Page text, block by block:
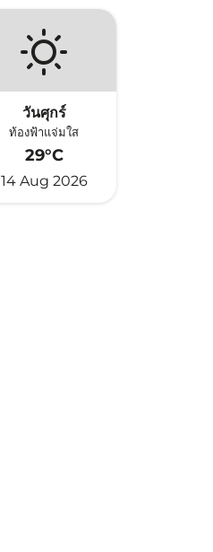
วันศุกร์
ท้องฟ้าแจ่มใส
29°C
14 Aug 2026